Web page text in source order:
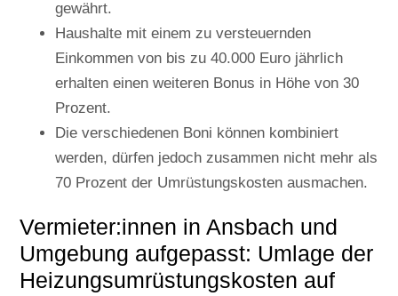
gewährt.
Haushalte mit einem zu versteuernden
Einkommen von bis zu 40.000 Euro jährlich
erhalten einen weiteren Bonus in Höhe von 30
Prozent.
Die verschiedenen Boni können kombiniert
werden, dürfen jedoch zusammen nicht mehr als
70 Prozent der Umrüstungskosten ausmachen.
Vermieter:innen in Ansbach und
Umgebung aufgepasst: Umlage der
Heizungsumrüstungskosten auf